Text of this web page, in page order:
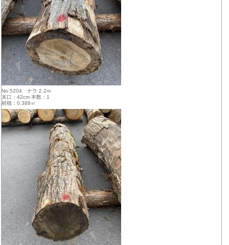
No:5204 ナラ 2.2m
末口：42cm 本数：1
材積：0.388㎥